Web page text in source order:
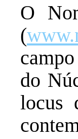
O
(
do
locus